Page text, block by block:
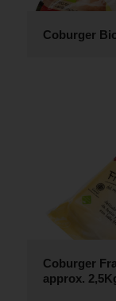
Coburger
Coburger
approx.